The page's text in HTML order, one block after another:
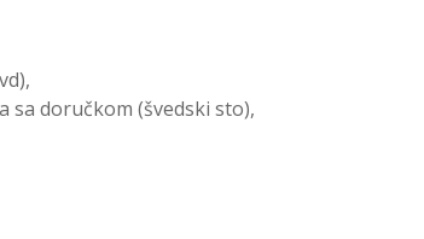
sa doručkom (švedski sto),